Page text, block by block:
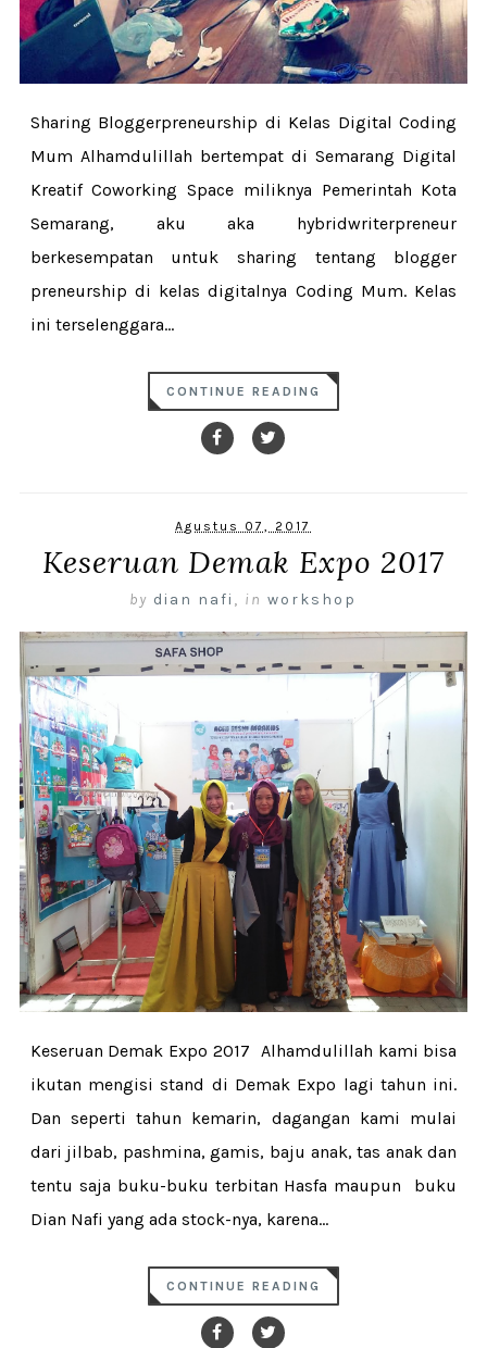
Sharing Bloggerpreneurship di Kelas Digital Coding
Mum Alhamdulillah bertempat di Semarang Digital
Kreatif Coworking Space miliknya Pemerintah Kota
Semarang, aku aka hybridwriterpreneur
berkesempatan untuk sharing tentang blogger
preneurship di kelas digitalnya Coding Mum. Kelas
ini terselenggara...
CONTINUE READING
Agustus 07, 2017
Keseruan Demak Expo 2017
by dian nafi , in workshop
Keseruan Demak Expo 2017 Alhamdulillah kami bisa
ikutan mengisi stand di Demak Expo lagi tahun ini.
Dan seperti tahun kemarin, dagangan kami mulai
dari jilbab, pashmina, gamis, baju anak, tas anak dan
tentu saja buku-buku terbitan Hasfa maupun buku
Dian Nafi yang ada stock-nya, karena...
CONTINUE READING